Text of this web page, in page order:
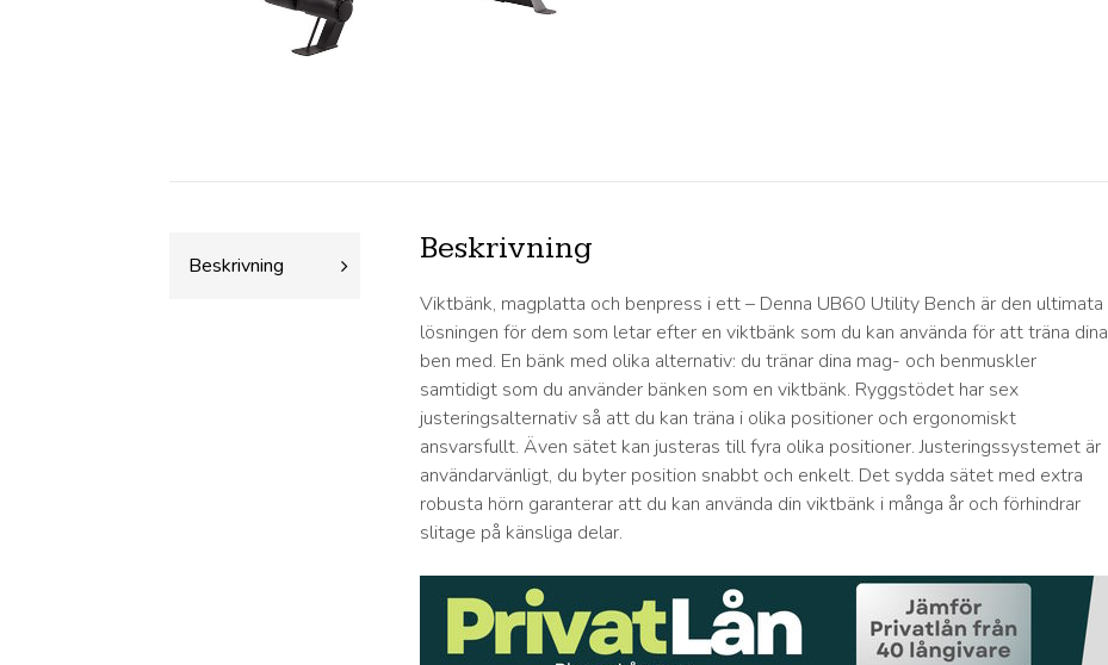
Beskrivning Beskrivning
Viktbänk, magplatta och benpress i ett – Denna UB60 Utility Bench är den ultimata
lösningen för dem som letar efter en viktbänk som du kan använda för att träna dina
ben med. En bänk med olika alternativ: du tränar dina mag- och benmuskler
samtidigt som du använder bänken som en viktbänk. Ryggstödet har sex
justeringsalternativ så att du kan träna i olika positioner och ergonomiskt
ansvarsfullt. Även sätet kan justeras till fyra olika positioner. Justeringssystemet är
användarvänligt, du ​​byter position snabbt och enkelt. Det sydda sätet med extra
robusta hörn garanterar att du kan använda din viktbänk i många år och förhindrar
slitage på känsliga delar.